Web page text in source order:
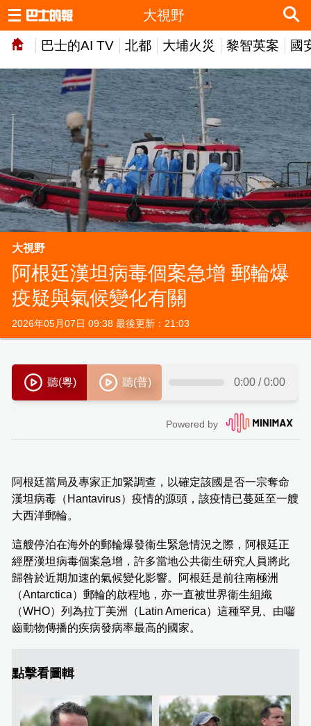
巴士的AI TV 北都 大埔火災 黎智英案 國
大視野
大視野
阿根廷漢坦病毒個案急增 郵輪爆
疫疑與氣候變化有關
2026年05月07日 09:38 最後更新：21:03
阿根廷當局及專家正加緊調查，以確定該國是否一宗奪命
漢坦病毒（Hantavirus）疫情的源頭，該疫情已蔓延至一艘
大西洋郵輪。
這艘停泊在海外的郵輪爆發衞生緊急情況之際，阿根廷正
經歷漢坦病毒個案急增，許多當地公共衞生研究人員將此
歸咎於近期加速的氣候變化影響。阿根廷是前往南極洲
（Antarctica）郵輪的啟程地，亦一直被世界衞生組織
（WHO）列為拉丁美洲（Latin America）這種罕見、由囓
齒動物傳播的疾病發病率最高的國家。
點擊看圖輯